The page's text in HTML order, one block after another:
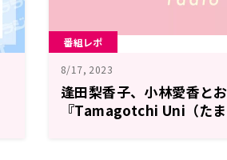
番組レポ
8/17, 2023
逢田梨香子、小林愛香と
『Tamagotchi Uni（た